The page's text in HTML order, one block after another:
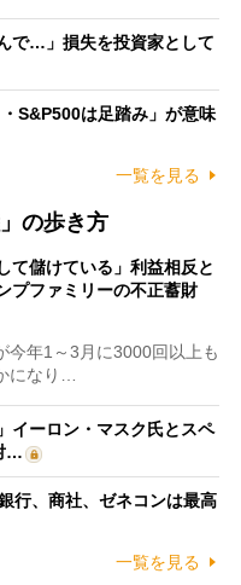
で…」損失を投資家として
S&P500は足踏み」が意味
一覧を見る
の歩き方
て儲けている」利益相反と
プファミリーの不正蓄財
年1～3月に3000回以上も
になり…
イーロン・マスク氏とスペ
…
行、商社、ゼネコンは最高
一覧を見る